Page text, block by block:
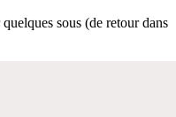
sous (de retour dans